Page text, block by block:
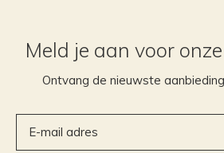
Meld je aan voor
Ontvang de nieuwste